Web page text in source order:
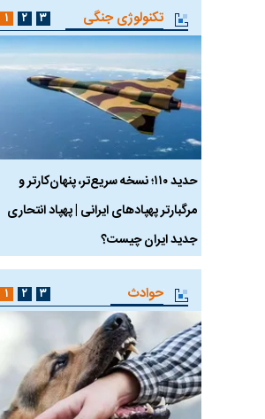
تکنولوژی جنگی
حدید ۱۱۰؛ نسخه سریع‌تر، پنهان‌کارتر و
مرگبارتر پهپادهای ایرانی | پهپاد انتحاری
جدید ایران چیست؟
۱ ۲ ۳
حوادث ۱ ۲ ۳